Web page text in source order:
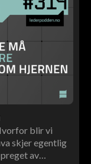
blir vi
skjer egentlig
av